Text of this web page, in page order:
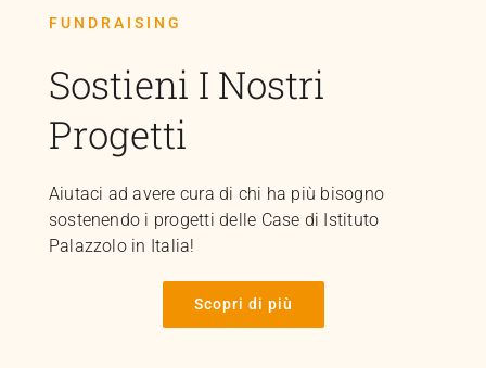
FUNDRAISING
Sostieni I Nostri
Progetti
Aiutaci ad avere cura di chi ha più bisogno
sostenendo i progetti delle Case di Istituto
Palazzolo in Italia!
Scopri di più